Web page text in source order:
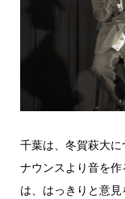
千葉は、冬賀萩大
ナウンスより音を
は、はっきりと意